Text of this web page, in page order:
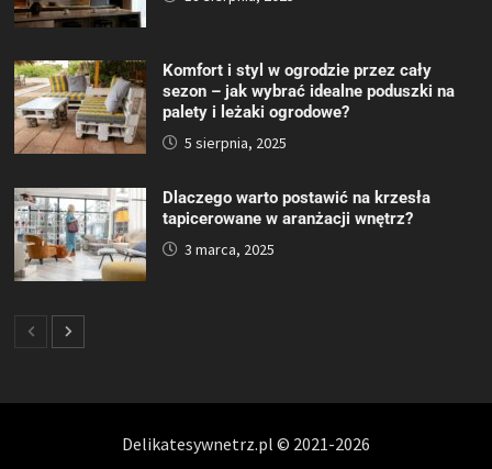
Komfort i styl w ogrodzie przez cały
sezon – jak wybrać idealne poduszki na
palety i leżaki ogrodowe?
5 sierpnia, 2025
Dlaczego warto postawić na krzesła
tapicerowane w aranżacji wnętrz?
3 marca, 2025
Delikatesywnetrz.pl © 2021-2026